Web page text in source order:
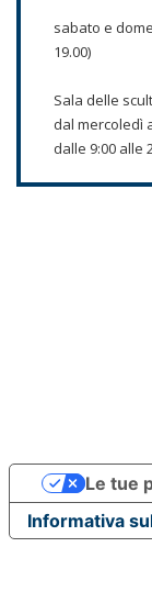
sabato e
19.00)
Sala delle
dal mercoledì
dalle 9:00 alle
Informativa
Le tue